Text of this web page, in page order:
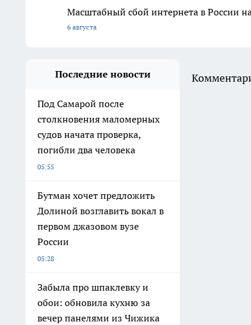
Масштабный сбой интернета в России
6 августа
Последние новости
Под Самарой после
столкновения маломерных
судов начата проверка,
погибли два человека
05:55
Бутман хочет предложить
Долиной возглавить вокал в
первом джазовом вузе
России
05:28
Забыла про шпаклевку и
обои: обновила кухню за
вечер панелями из Чижика